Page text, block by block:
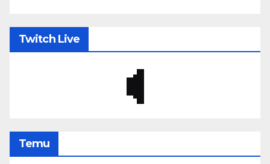
Twitch Live
Temu